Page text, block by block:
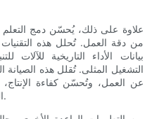
علاوة على ذلك، يُحسّن دمج التعلم
بيانات الأداء التاريخية للآلات
التشغيل المثلى. تُقلل هذه
عن العمل، وتُحسّن كفاءة الإنتاج،
المتزايد على حلول الطاقة الشمسية.